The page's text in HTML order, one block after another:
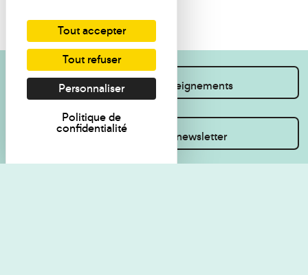
Je souhaite des renseignements
Inscrivez-vous à la newsletter
Tout accepter
Tout refuser
Personnaliser
Politique de
confidentialité